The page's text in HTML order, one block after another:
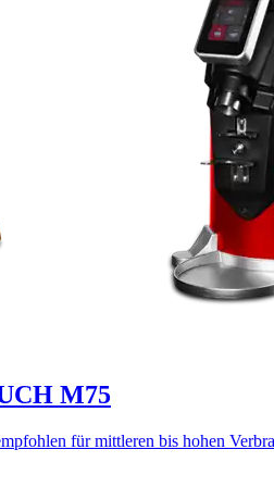
M75
für mittleren bis hohen